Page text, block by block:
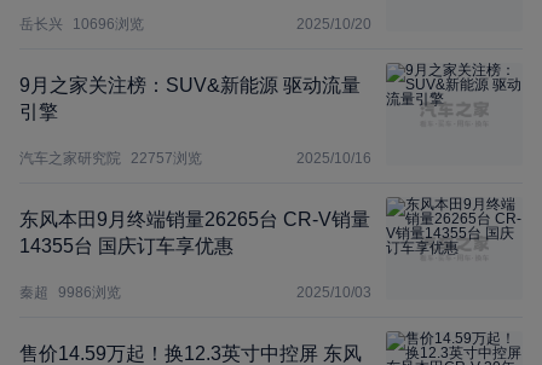
岳长兴 10696浏览 2025/10/20
9月之家关注榜：SUV&新能源 驱动流量
引擎
汽车之家研究院 22757浏览 2025/10/16
东风本田9月终端销量26265台 CR-V销量
14355台 国庆订车享优惠
秦超 9986浏览 2025/10/03
售价14.59万起！换12.3英寸中控屏 东风